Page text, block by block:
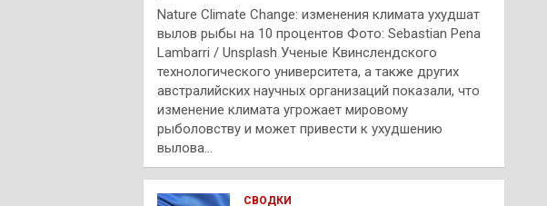
Nature Climate Change: изменения климата ухудшат
вылов рыбы на 10 процентов Фото: Sebastian Pena
Lambarri / Unsplash Ученые Квинслендского
технологического университета, а также других
австралийских научных организаций показали, что
изменение климата угрожает мировому
рыболовству и может привести к ухудшению
вылова…
СВОДКИ